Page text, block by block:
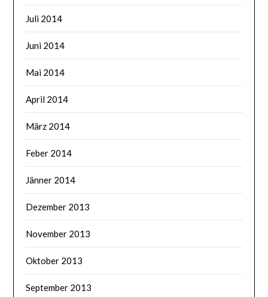
Juli 2014
Juni 2014
Mai 2014
April 2014
März 2014
Feber 2014
Jänner 2014
Dezember 2013
November 2013
Oktober 2013
September 2013